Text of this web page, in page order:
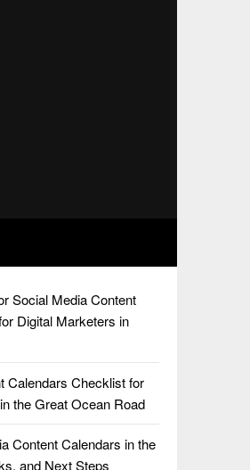
Social Media Content
Digital Marketers in
Calendars Checklist for
the Great Ocean Road
Content Calendars in the
and Next Steps